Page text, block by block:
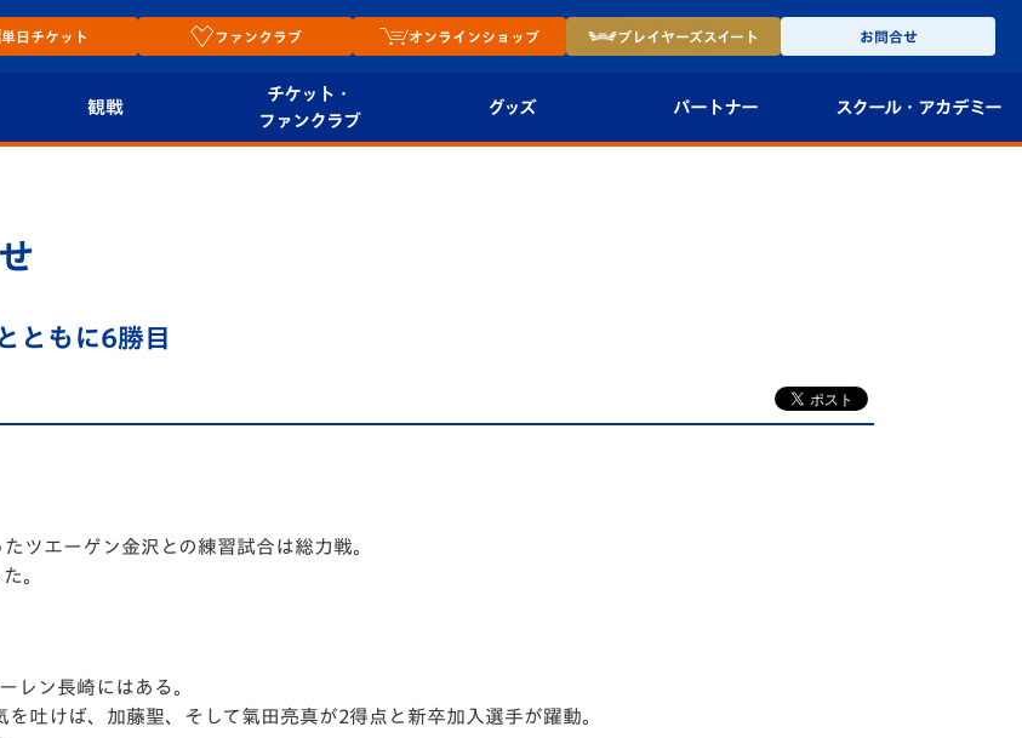
単日チケット ファンクラブ オンラインショップ プレイヤーズスイート お問合せ
観戦
ド
Revive Team
V-EXPRESS（ユニフ
ォーム入場）
チケット・
ファンクラブ
グッズ パートナー スクール・ アカデミー
スクール
ともに6勝目
ツエーゲン金沢との練習試合は総力戦。
。
レン長崎にはある。
を吐けば、加藤聖、そして氣田亮真が2得点と新卒加入選手が躍動。